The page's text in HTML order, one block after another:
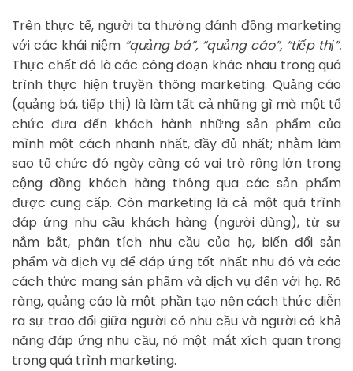
Trên thực tế, người ta thường đánh đồng marketing
với các khái niệm “quảng bá”, “quảng cáo”, “tiếp thị”.
Thực chất đó là các công đoạn khác nhau trong quá
trình thực hiện truyền thông marketing. Quảng cáo
(quảng bá, tiếp thị) là làm tất cả những gì mà một tổ
chức đưa đến khách hành những sản phẩm của
mình một cách nhanh nhất, đầy đủ nhất; nhằm làm
sao tổ chức đó ngày càng có vai trò rộng lớn trong
cộng đồng khách hàng thông qua các sản phẩm
được cung cấp. Còn marketing là cả một quá trình
đáp ứng nhu cầu khách hàng (người dùng), từ sự
nắm bắt, phân tích nhu cầu của họ, biến đổi sản
phẩm và dịch vụ để đáp ứng tốt nhất nhu đó và các
cách thức mang sản phẩm và dịch vụ đến với họ. Rõ
ràng, quảng cáo là một phần tạo nên cách thức diễn
ra sự trao đổi giữa người có nhu cầu và người có khả
năng đáp ứng nhu cầu, nó một mắt xích quan trong
trong quá trình marketing.